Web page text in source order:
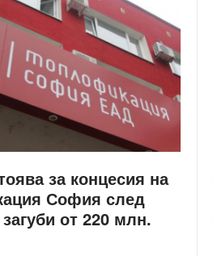
за концесия на
София след
от 220 млн.